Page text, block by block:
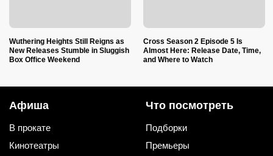
Wuthering Heights Still Reigns as
New Releases Stumble in Sluggish
Box Office Weekend
Cross Season 2 Episode 5 Is
Almost Here: Release Date, Time,
and Where to Watch
Афиша
В прокате
Кинотеатры
Что посмотреть
Подборки
Премьеры